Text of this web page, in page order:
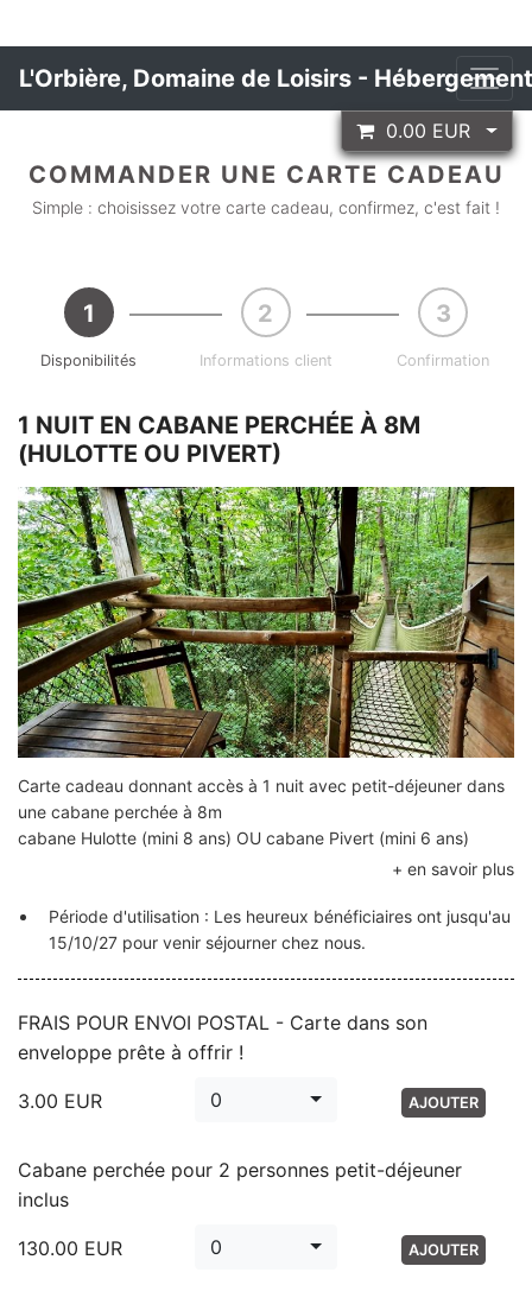
L'Orbière, Domaine de Loisirs -
0.00 EUR
COMMANDER UNE CARTE CADEAU
Simple : choisissez votre carte cadeau, confirmez, c'est fait !
Disponibilités Informations client Confirmation
1 NUIT EN CABANE PERCHÉE À 8M
(HULOTTE OU PIVERT)
Carte cadeau donnant accès à 1 nuit avec petit-déjeuner dans
une cabane perchée à 8m
cabane Hulotte (mini 8 ans) OU cabane Pivert (mini 6 ans)
130€ pour 2 pers.
30€/pers sup (4 pers max)
Agrémentez votre carte cadeau avec différentes options : linge
Période d'utilisation : Les heureux bénéficiaires ont jusqu'au
15/10/27 pour venir séjourner chez nous.
FRAIS POUR ENVOI POSTAL - Carte dans son
enveloppe prête à offrir !
3.00 EUR 0 AJOUTER
Cabane perchée pour 2 personnes petit-déjeuner
inclus
130.00 EUR 0 AJOUTER